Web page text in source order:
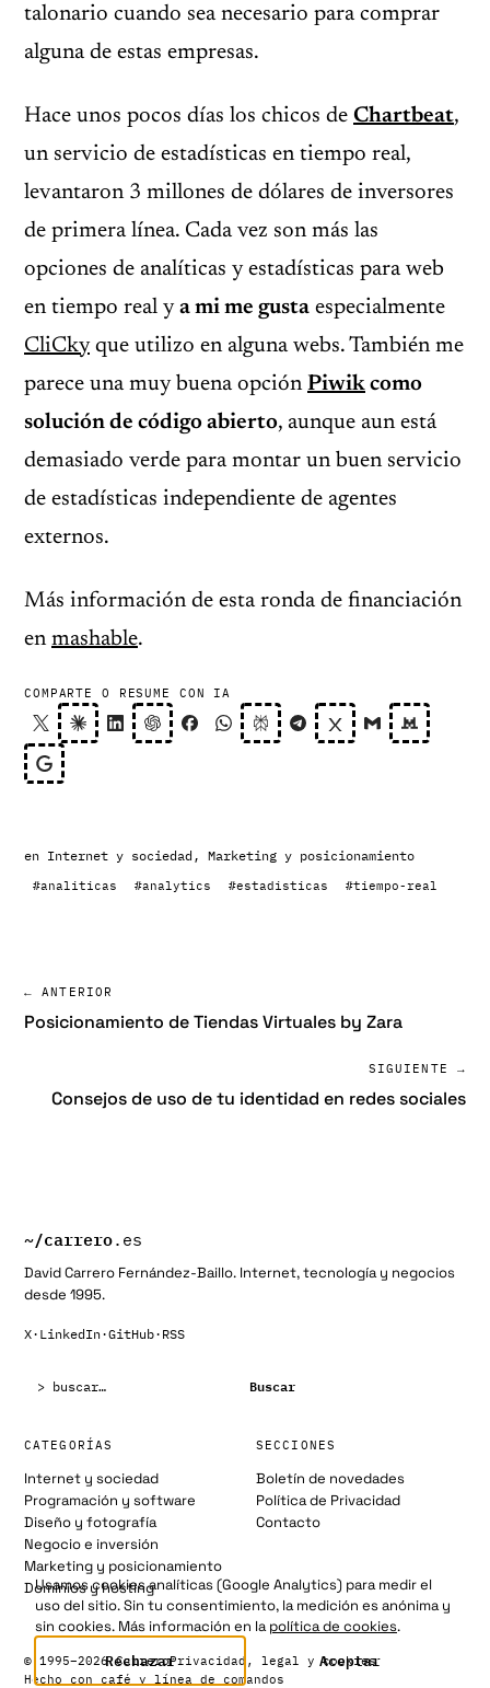
talonario cuando sea necesario para comprar
alguna de estas empresas.
Hace unos pocos días los chicos de Chartbeat,
un servicio de estadísticas en tiempo real,
levantaron 3 millones de dólares de inversores
de primera línea. Cada vez son más las
opciones de analíticas y estadísticas para web
en tiempo real y a mi me gusta especialmente
CliCkyque utilizo en alguna webs. También me
parece una muy buena opción Piwik como
solución de código abierto, aunque aun está
demasiado verde para montar un buen servicio
de estadísticas independiente de agentes
externos.
Más información de esta ronda de financiación
en mashable.
COMPARTE O RESUME CON IA
en Internet y sociedad , Marketing y posicionamiento
#analiticas #analytics #estadisticas #tiempo-real
← ANTERIOR
Posicionamiento de Tiendas Virtuales by Zara
SIGUIENTE →
Consejos de uso de tu identidad en redes sociales
~/carrero.es
David Carrero Fernández-Baillo. Internet, tecnología y negocios
desde 1995.
X· LinkedIn·GitHub· RSS
Buscar
CATEGORÍAS
Internet y sociedad
Programación y software
Diseño y fotografía
Negocio e inversión
Marketing y posicionamiento
Dominios y hosting
SECCIONES
Boletín de novedades
Política de Privacidad
Contacto
© 1995–2026 CarreroPrivacidad, legal y cookies
Hecho con café y línea de comandos
Usamos cookies analíticas (Google Analytics) para medir el
uso del sitio. Sin tu consentimiento, la medición es anónima y
sin cookies. Más información en lapolítica de cookies.
Rechazar Aceptar